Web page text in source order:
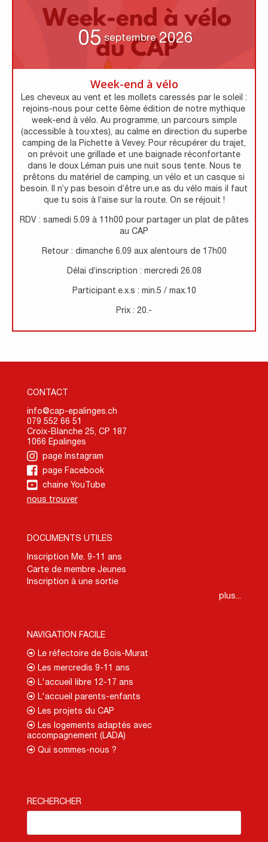
05 septembre 2026
Week-end à vélo
Les cheveux au vent et les mollets caressés par le soleil :
rejoins-nous pour cette 6ème édition de notre mythique
week-end à vélo. Au programme, un parcours simple
(accessible à tou·xtes), au calme en direction du superbe
camping de la Pichette à Vevey. Pour récupérer du trajet,
on prévoit une grillade et une baignade réconfortante
dans le doux Léman puis une nuit sous tente. Nous te
prêtons du matériel de camping, un vélo et un casque si
besoin. Il n’y pas besoin d’être un.e as du vélo mais il faut
que tu sois à l’aise sur la route. On se réjouit !
RDV : samedi 5.09 à 11h00 pour partager un plat de pâtes
au CAP
Retour : dimanche 6.09 aux alentours de 17h00
Délai d’inscription : mercredi 26.08
Participant.e.x.s : min.5 / max.10
Prix : 20.-
CONTACT
info@cap-epalinges.ch
079 552 66 51
Croix-Blanche 25, CP 187
1066 Epalinges
page Instagram
page Facebook
chaine YouTube
nous trouver
DOCUMENTS UTILES
Inscription Me. 9-11 ans
Carte de membre Jeunes
Inscription à une sortie
plus...
NAVIGATION FACILE
Le réfectoire de Bois-Murat
Les mercredis 9-11 ans
L'accueil libre 12-17 ans
L'accueil parents-enfants
Les projets du CAP
Les logements adaptés avec
accompagnement (LADA)
Qui sommes-nous ?
RECHERCHER